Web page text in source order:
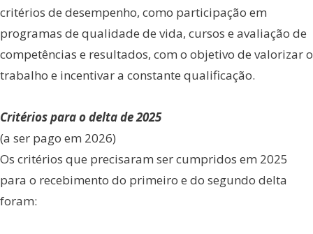
critérios de desempenho, como participação em
programas de qualidade de vida, cursos e avaliação de
competências e resultados, com o objetivo de valorizar o
trabalho e incentivar a constante qualificação.
Critérios para o delta de 2025
(a ser pago em 2026)
Os critérios que precisaram ser cumpridos em 2025
para o recebimento do primeiro e do segundo delta
foram: